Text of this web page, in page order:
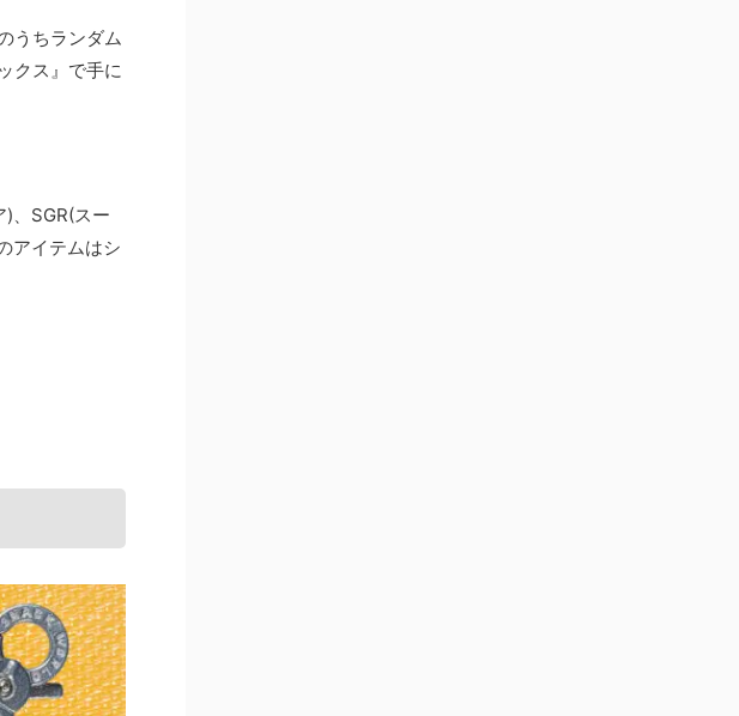
うちランダム
クス』で手に
、SGR(スー
アイテムはシ